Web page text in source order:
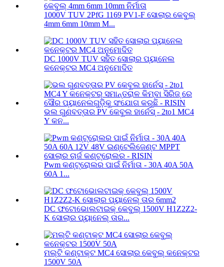
1000V TUV 2PfG 1169 PV1-F ସୋଲାର କେବୁଲ୍
4mm 6mm 10mm M...
DC 1000V TUV ସହିତ ସୋଲାର ପ୍ୟାନେଲ
କନେକ୍ଟର MC4 ଅନୁମୋଦିତ
ଭଲ ଗୁଣବତ୍ତାର PV କେବୁଲ ହାର୍ନେସ୍ - 2to1 MC4
Y କନ...
Pwm କଣ୍ଟ୍ରୋଲର ପାଇଁ ନିର୍ମାତା - 30A 40A 50A
60A 1...
DC ଫଟୋଭୋଲଟାଇକ୍ କେବୁଲ୍ 1500V H1Z2Z2-
K ସୋଲାର ପ୍ୟାନେଲ୍ ତାର...
ମଲ୍ଟି କଣ୍ଟାକ୍ଟ MC4 ସୋଲାର କେବୁଲ୍ କନେକ୍ଟର
1500V 50A